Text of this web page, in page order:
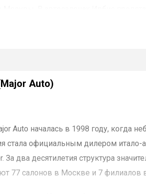
KIA: Soul, Optima, Ceed, Ceed GT,
Quoris, Mohave, Cerato.
новые авто, так и авто с пробегом;
виды финансовых услуг, включая
Auto)
Auto началась в 1998 году, когда
стала официальным дилером итало-
. За два десятилетия структура
77 салонов в Москве и 7 филиалов